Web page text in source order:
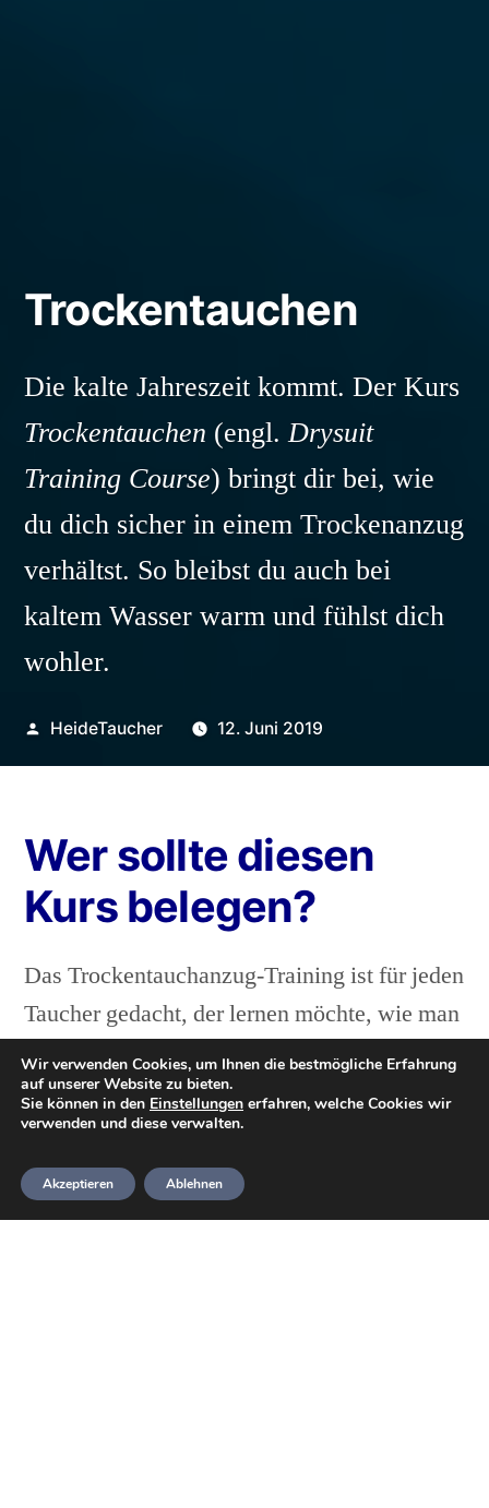
Trockentauchen
Die kalte Jahreszeit kommt. Der Kurs
Trockentauchen (engl.Drysuit
Training Course) bringt dir bei, wie
du dich sicher in einem Trockenanzug
verhältst. So bleibst du auch bei
kaltem Wasser warm und fühlst dich
wohler.
Veröffentlicht
HeideTaucher 12. Juni 2019
Wer sollte diesen
Kurs belegen?
Das Trockentauchanzug-Training ist für jeden
Taucher gedacht, der lernen möchte, wie man
einen Trockenanzug (kurz Trocki ) benutzt.
Du kannst den Kurs im Rahmen deiner
Ausbildung zumOcean Diver
oder wenn du einfach mit dem Tauchen in
einem Trockenanzug beginnen möchtest.
Wir verwenden Cookies, um Ihnen die bestmögliche Erfahrung
auf unserer Website zu bieten.
Sie können in den Einstellungen erfahren, welche Cookies wir
verwenden und diese verwalten.
Akzeptieren Ablehnen